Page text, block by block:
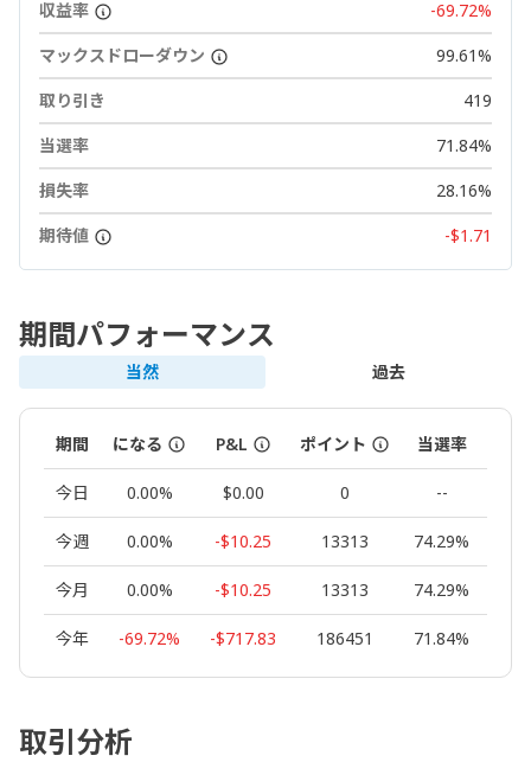
収益率
-69.72%
マックスドローダウン
99.61%
取り引き
419
当選率
71.84%
損失率
28.16%
期待値
-$1.71
期間パフォーマンス
当然 過去
期間 になる P&L ポイント 当選率
今日 0.00% $0.00 0 --
今週 0.00% -$10.25 13313 74.29%
今月 0.00% -$10.25 13313 74.29%
今年 -69.72% -$717.83 186451 71.84%
取引分析